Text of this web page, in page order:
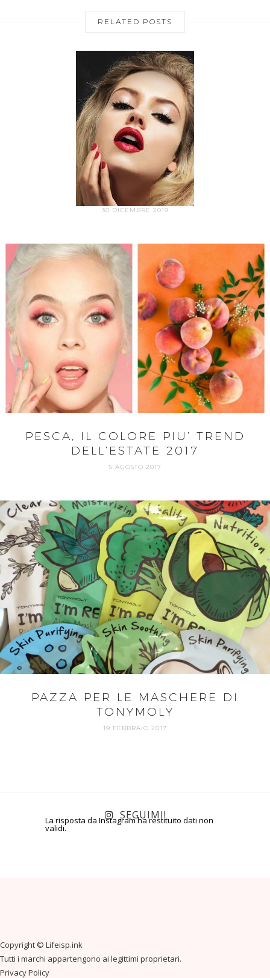
RELATED POSTS
30 DICEMBRE 2019
PESCA, IL COLORE PIU’ TREND
DELL’ESTATE 2017
5 AGOSTO 2017
PAZZA PER LE MASCHERE DI
TONYMOLY
19 FEBBRAIO 2017
La risposta da Instagram ha restituito dati non
validi.
SEGUIMI!
Copyright © Lifeisp.ink
Tutti i marchi appartengono ai legittimi proprietari.
Privacy Policy